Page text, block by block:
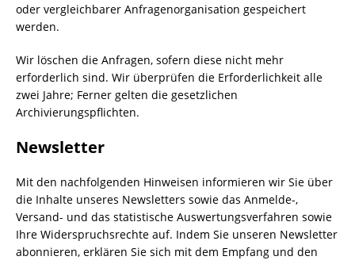
oder vergleichbarer Anfragenorganisation gespeichert
werden.
Wir löschen die Anfragen, sofern diese nicht mehr
erforderlich sind. Wir überprüfen die Erforderlichkeit alle
zwei Jahre; Ferner gelten die gesetzlichen
Archivierungspflichten.
Newsletter
Mit den nachfolgenden Hinweisen informieren wir Sie über
die Inhalte unseres Newsletters sowie das Anmelde-,
Versand- und das statistische Auswertungsverfahren sowie
Ihre Widerspruchsrechte auf. Indem Sie unseren Newsletter
abonnieren, erklären Sie sich mit dem Empfang und den